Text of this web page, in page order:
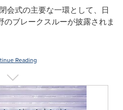
会式の主要な一環として、日
ブレークスルーが披露されま
Reading